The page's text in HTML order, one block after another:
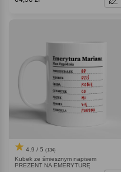
4.9 / 5 (134)
Kubek ze śmiesznym napisem
PREZENT NA EMERYTURĘ